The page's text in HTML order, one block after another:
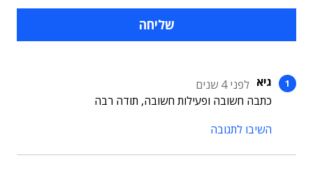
גיא לפני 4 שנים
כתבה חשובה ופעילות חשובה, תודה רבה
השיבו לתגובה